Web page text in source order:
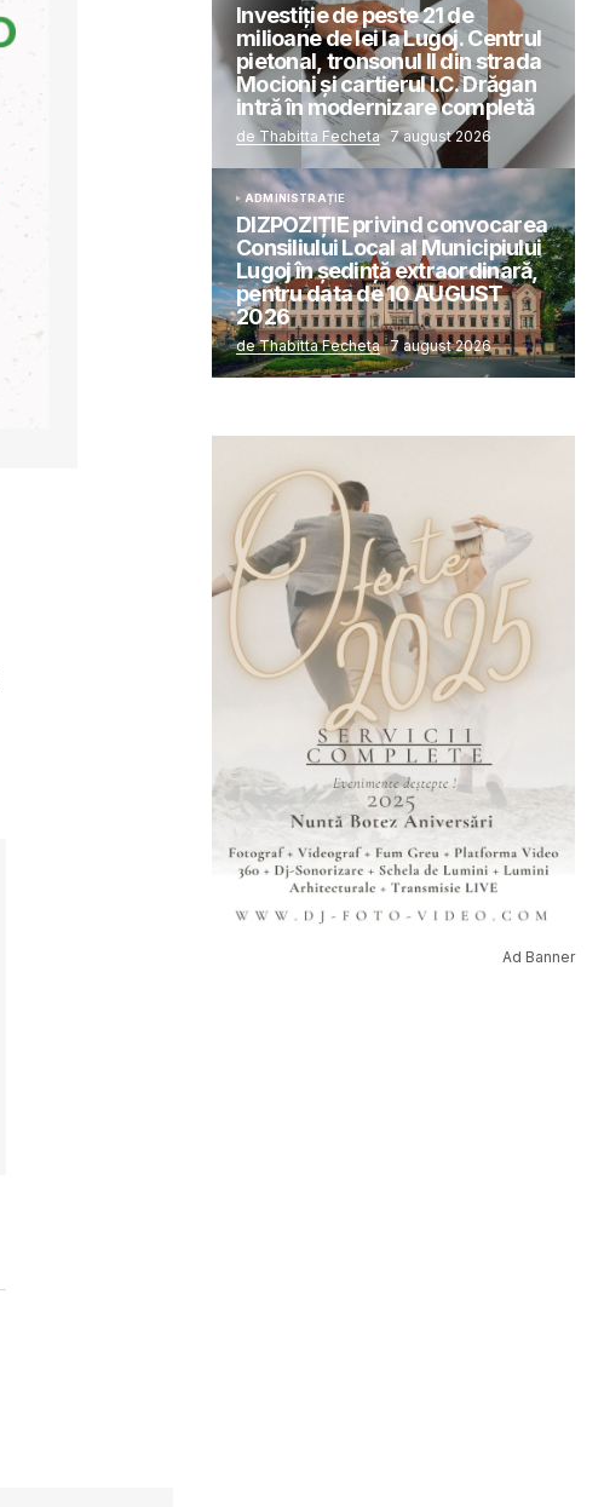
Investiție de peste 21 de
milioane de lei la Lugoj. Centrul
pietonal, tronsonul II din strada
Mocioni și cartierul I.C. Drăgan
intră în modernizare completă
de Thabitta Fecheta 7 august 2026
ADMINISTRAȚIE
DIZPOZIȚIE privind convocarea
Consiliului Local al Municipiului
Lugoj în şedinţă extraordinară,
pentru data de 10 AUGUST
2026
de Thabitta Fecheta 7 august 2026
Ad Banner